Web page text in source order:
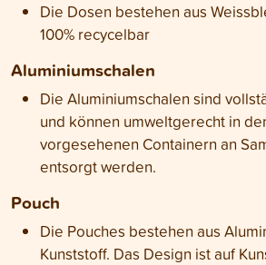
Die Dosen bestehen aus
100% recycelbar
Aluminiumschalen
Die Aluminiumschalen sind
und können umweltgerecht in
vorgesehenen Containern an
entsorgt werden.
Pouch
Die Pouches bestehen aus
Kunststoff. Das Design ist auf